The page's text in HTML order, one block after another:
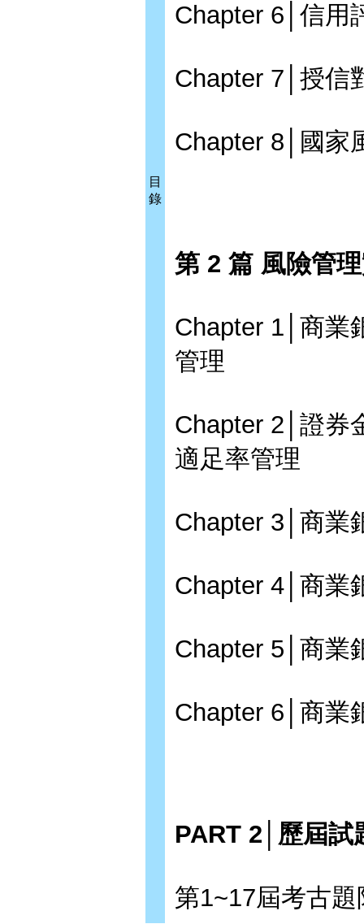
目
錄
Chapter 6│信用
Chapter 7│授信
Chapter 8│國家
第 2 篇 風險管
Chapter 1│商業
管理
Chapter 2│證券
適足率管理
Chapter 3│商業
Chapter 4│商業
Chapter 5│商業
Chapter 6│商業
PART 2│歷屆試
第1~17屆考古